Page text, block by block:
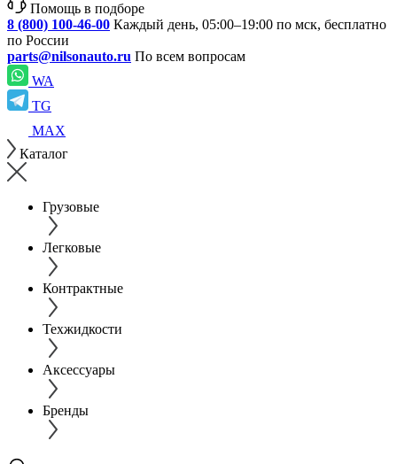
Помощь в подборе
8 (800) 100-46-00 Каждый день, 05:00–19:00 по мск, бесплатно
по России
parts@nilsonauto.ru По всем вопросам
WA
TG
MAX
Каталог
Грузовые
Легковые
Контрактные
Техжидкости
Аксессуары
Бренды